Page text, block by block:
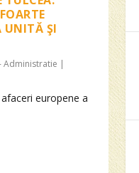
UNITĂ ŞI
Administratie |
europene a